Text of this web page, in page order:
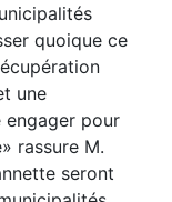
quoique ce
une
pour
rassure M.
seront